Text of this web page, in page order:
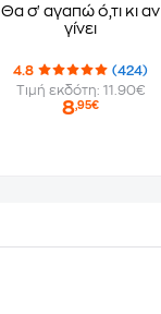
Θα σ' αγαπώ ό,τι κι αν
γίνει
4.8
(424)
Τιμή εκδότη: 11.90€
8,95€